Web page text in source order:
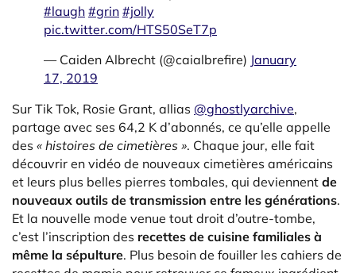
#laugh #grin #jolly
pic.twitter.com/HTS50SeT7p
— Caiden Albrecht (@caialbrefire) January
17, 2019
Sur Tik Tok, Rosie Grant, allias @ghostlyarchive,
partage avec ses 64,2 K d’abonnés, ce qu’elle appelle
des « histoires de cimetières ». Chaque jour, elle fait
découvrir en vidéo de nouveaux cimetières américains
et leurs plus belles pierres tombales, qui deviennent de
nouveaux outils de transmission entre les générations.
Et la nouvelle mode venue tout droit d’outre-tombe,
c’est l’inscription des recettes de cuisine familiales à
même la sépulture. Plus besoin de fouiller les cahiers de